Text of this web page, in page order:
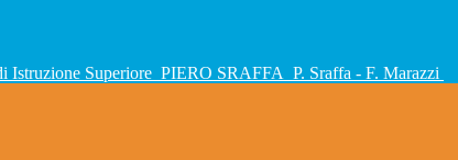
Istruzione Superiore PIERO SRAFFA P. Sraffa - F. Marazzi